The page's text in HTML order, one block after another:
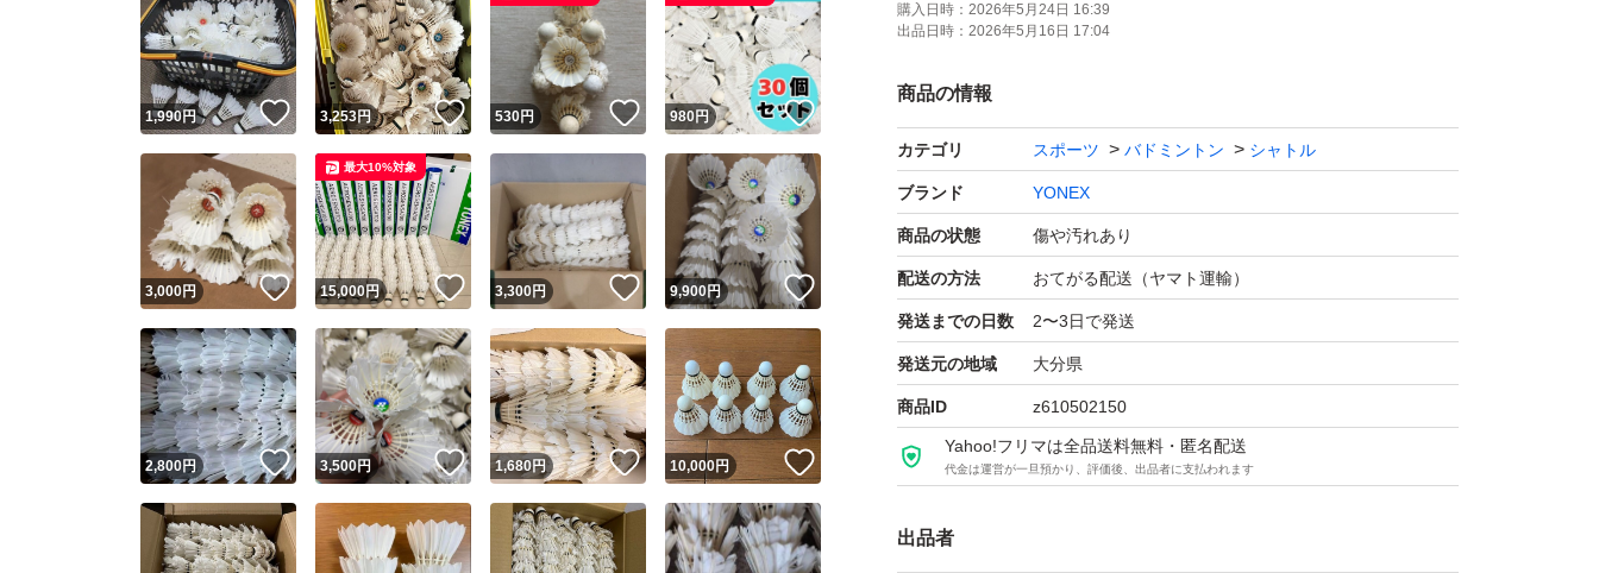
購入日時： 2026年5月24日 16:39
出品日時： 2026年5月16日 17:04
商品の情報
カテゴリ スポーツ バドミントン シャトル
ブランド YONEX
商品の状態 傷や汚れあり
配送の方法 おてがる配送（ヤマト運輸）
発送までの日数 2〜3日で発送
発送元の地域 大分県
商品ID z610502150
Yahoo!フリマは全品送料無料・匿名配送
代金は運営が一旦預かり、評価後、出品者に支払われます
出品者
1,990円 いいね！
3,253円 いいね！
530円 いいね！
980円 いいね！
3,000円 いいね！
15,000円 いいね！
最大10%対象
3,300円 いいね！
9,900円
2,800円 いいね！
3,500円 いいね！
1,680円 いいね！
10,000円